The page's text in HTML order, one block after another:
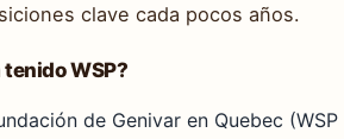
clave cada pocos años.
WSP?
de Genivar en Quebec